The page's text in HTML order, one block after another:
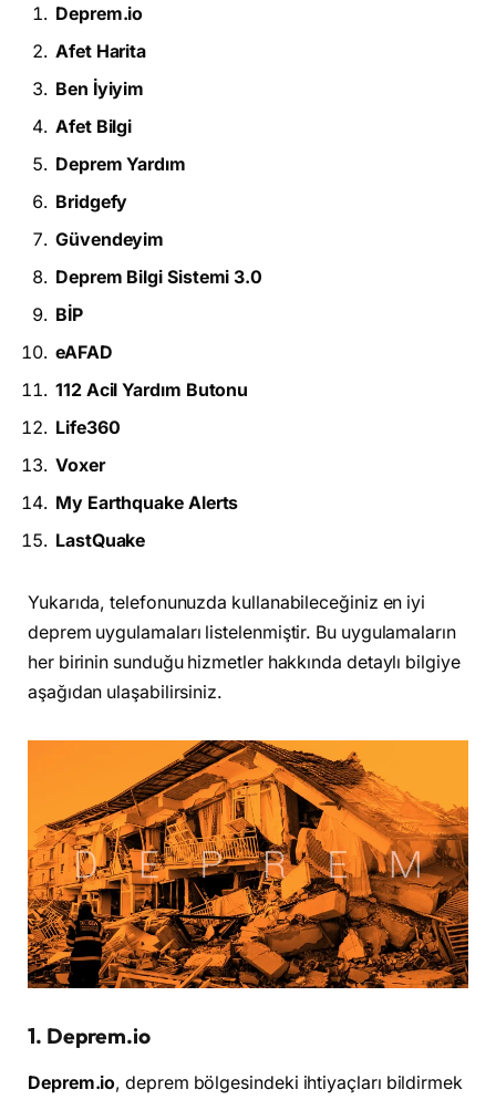
Deprem.io
Afet Harita
Ben İyiyim
Afet Bilgi
Deprem Yardım
Bridgefy
Güvendeyim
Deprem Bilgi Sistemi 3.0
BİP
eAFAD
112 Acil Yardım Butonu
Life360
Voxer
My Earthquake Alerts
LastQuake
Yukarıda, telefonunuzda kullanabileceğiniz en iyi
deprem uygulamaları listelenmiştir. Bu uygulamaların
her birinin sunduğu hizmetler hakkında detaylı bilgiye
aşağıdan ulaşabilirsiniz.
1. Deprem.io
Deprem.io, deprem bölgesindeki ihtiyaçları bildirmek